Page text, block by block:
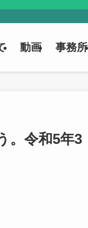
動画 事務所
。令和5年3